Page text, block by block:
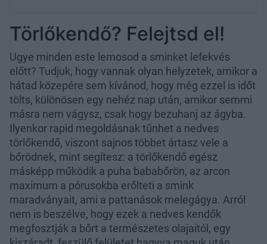
Törlőkendő? Felejtsd el!
Ugye minden este lemosod a sminket lefekvés
előtt? Tudjuk, hogy vannak olyan helyzetek, amikor a
hátad közepére sem kívánod, hogy még ezzel is időt
tölts, különösen egy nehéz nap után, amikor semmi
másra nem vágysz, csak hogy bezuhanj az ágyba.
Ilyenkor rapid megoldásnak tűnhet a nedves
törlőkendő, viszont sajnos többet ártasz vele a
bőrödnek, mint segítesz: a törlőkendő egész
másképp működik a puha bababőrön, az arcon
maximum a pórusokba erőlteti a smink
maradványait, ami a pattanások melegágya. Arról
nem is beszélve, hogy ezek a nedves kendők
megfosztják a bőrt a természetes olajaitól, egy